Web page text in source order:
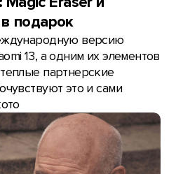
подарок
версию
13, а одним их элементов
партнерские
это и сами